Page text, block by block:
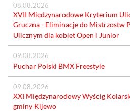
08.08.2026
XVII Międzynarodowe Kryterium
Gruczna - Eliminacje do Mistrzostw
Ulicznym dla kobiet Open i Junior
09.08.2026
Puchar Polski BMX Freestyle
09.08.2026
XXI Międzynarodowy Wyścig
gminy Kijewo